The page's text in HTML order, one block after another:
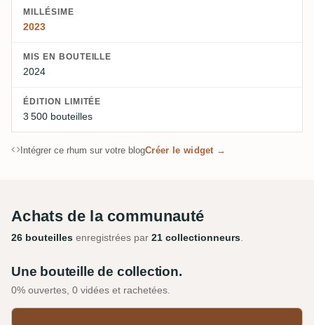
MILLÉSIME
2023
MIS EN BOUTEILLE
2024
ÉDITION LIMITÉE
3 500 bouteilles
Intégrer ce rhum sur votre blogCréer le widget →
Achats de la communauté
26 bouteilles enregistrées par 21 collectionneurs.
Une bouteille de collection.
0% ouvertes, 0 vidées et rachetées.